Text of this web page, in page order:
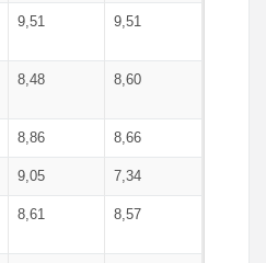
9,51 9,51
8,48 8,60
8,86 8,66
9,05 7,34
8,61 8,57